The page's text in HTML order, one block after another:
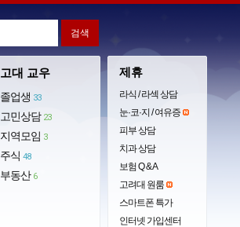
고대 교우
졸업생 33
고민상담 23
지역모임 3
주식 48
부동산 6
제휴
라식 / 라섹 상담
눈·코·지 / 여유증
피부 상담
치과 상담
보험 Q & A
고려대 원룸
스마트폰 특가
인터넷 가입센터